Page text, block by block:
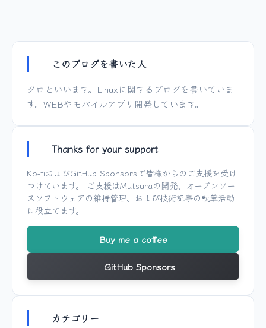
このブログを書いた人
クロといいます。Linuxに関するブログを書いていま
す。WEBやモバイルアプリ開発しています。
Thanks for your support
Ko-fiおよびGitHub Sponsorsで皆様からのご支援を受け
つけています。 ご支援はMutsuraの開発、オープンソー
スソフトウェアの維持管理、および技術記事の執筆活動
に役立てます。
Buy me a coffee
GitHub Sponsors
カテゴリー